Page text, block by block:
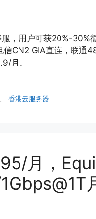
，用户可获20%-30%
CN2 GIA直连，联通
月。
、香港云服务器
月，